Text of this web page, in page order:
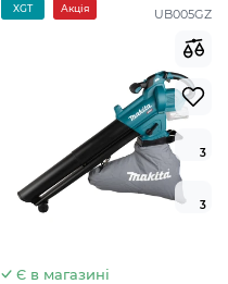
UB005GZ
XGT Акція
3
3
Є в магазині